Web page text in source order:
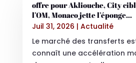
offre pour Akliouche, City
l’OM, Monaco jette l’éponge…
Juil 31, 2026 | Actualité
Le marché des transferts
connaît une accélération